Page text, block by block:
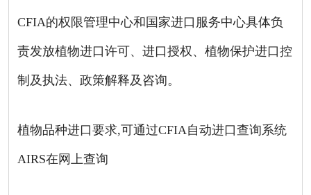
CFIA的权限管理中心和国家进口服务中心具体负
责发放植物进口许可、进口授权、植物保护进口控
制及执法、政策解释及咨询。
植物品种进口要求,可通过CFIA自动进口查询系统
AIRS在网上查询